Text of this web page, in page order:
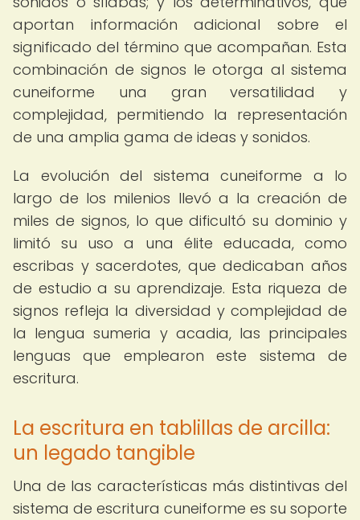
aportan información adicional sobre el
significado del término que acompañan. Esta
combinación de signos le otorga al sistema
cuneiforme una gran versatilidad y
complejidad, permitiendo la representación
de una amplia gama de ideas y sonidos.
La evolución del sistema cuneiforme a lo
largo de los milenios llevó a la creación de
miles de signos, lo que dificultó su dominio y
limitó su uso a una élite educada, como
escribas y sacerdotes, que dedicaban años
de estudio a su aprendizaje. Esta riqueza de
signos refleja la diversidad y complejidad de
la lengua sumeria y acadia, las principales
lenguas que emplearon este sistema de
escritura.
La escritura en tablillas de arcilla:
un legado tangible
Una de las características más distintivas del
sistema de escritura cuneiforme es su soporte